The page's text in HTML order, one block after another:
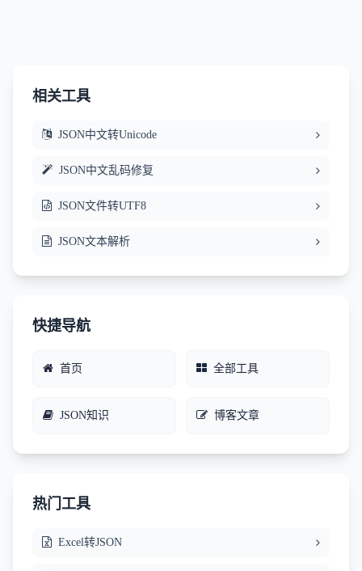
相关工具
JSON中文转Unicode
JSON中文乱码修复
JSON文件转UTF8
JSON文本解析
快捷导航
首页 全部工具
JSON知识 博客文章
热门工具
Excel转JSON